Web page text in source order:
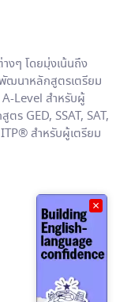
งๆ โดยมุ่งเน้นถึง
พัฒนาหลักสูตรเตรียม
Level สำหรับผู้
ร GED, SSAT, SAT,
สำหรับผู้เตรียม
×